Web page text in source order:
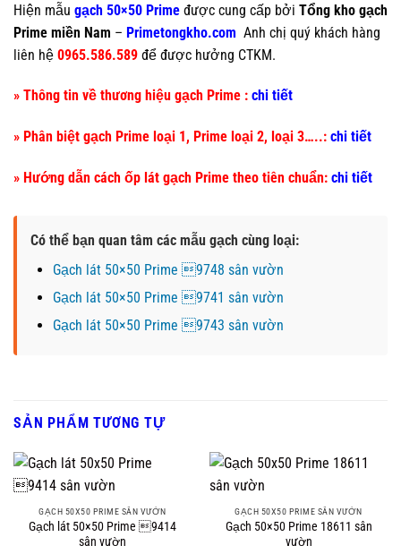
Hiện mẫu gạch 50×50 Prime được cung cấp bởi Tổng kho gạch
Prime miền Nam – Primetongkho.com Anh chị quý khách hàng
liên hệ 0965.586.589 để được hưởng CTKM.
» Thông tin về thương hiệu gạch Prime : chi tiết
» Phân biệt gạch Prime loại 1, Prime loại 2, loại 3…..: chi tiết
» Hướng dẫn cách ốp lát gạch Prime theo tiên chuẩn: chi tiết
Có thể bạn quan tâm các mẫu gạch cùng loại:
Gạch lát 50×50 Prime 9748 sân vườn
Gạch lát 50×50 Prime 9741 sân vườn
Gạch lát 50×50 Prime 9743 sân vườn
SẢN PHẨM TƯƠNG TỰ
GẠCH 50X50 PRIME SÂN VƯỜN
Gạch lát 50×50 Prime 9414
sân vườn
GẠCH 50X50 PRIME SÂN VƯỜN
Gạch 50×50 Prime 18611 sân
vườn